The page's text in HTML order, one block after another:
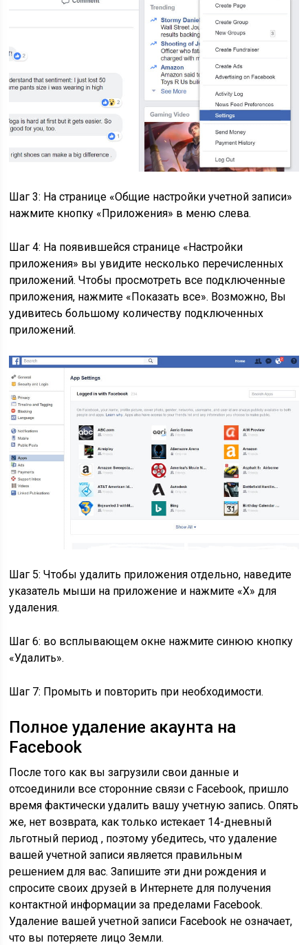
Шаг 3: На странице «Общие настройки учетной записи»
нажмите кнопку «Приложения» в меню слева.
Шаг 4: На появившейся странице «Настройки
приложения» вы увидите несколько перечисленных
приложений. Чтобы просмотреть все подключенные
приложения, нажмите «Показать все». Возможно, Вы
удивитесь большому количеству подключенных
приложений.
Шаг 5: Чтобы удалить приложения отдельно, наведите
указатель мыши на приложение и нажмите «X» для
удаления.
Шаг 6: во всплывающем окне нажмите синюю кнопку
«Удалить».
Шаг 7: Промыть и повторить при необходимости.
Полное удаление акаунта на
Facebook
После того как вы загрузили свои данные и
отсоединили все сторонние связи с Facebook, пришло
время фактически удалить вашу учетную запись. Опять
же, нет возврата, как только истекает 14-дневный
льготный период , поэтому убедитесь, что удаление
вашей учетной записи является правильным
решением для вас. Запишите эти дни рождения и
спросите своих друзей в Интернете для получения
контактной информации за пределами Facebook.
Удаление вашей учетной записи Facebook не означает,
что вы потеряете лицо Земли.